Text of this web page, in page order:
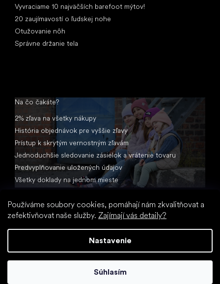
Používáme soubory cookies, pomáhají nám zkvalitňovat a
zefektivňovat naše služby. Zajímají vás detaily?
Nastavenie
Súhlasím
Vyvraciame 10 najväčších barefoot mýtov!
20 zaujímavostí o ľudskej nohe
Otužovanie nôh
Správne držanie tela
Na čo čakáte?
2% zľava na všetky nákupy
História objednávok pre vyššie zľavy
Prístup k skrytým vernostným zľavám
Jednoduchšie sledovanie zásielok a vrátenie tovaru
Predvyplňovanie uložených údajov
Všetky doklady na jednom mieste
Vytvoril Shoptet
Little Shoes.sk. Všetky práva vyhradené.